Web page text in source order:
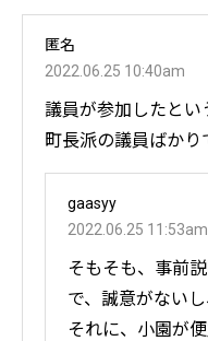
匿名
2022.06.25 10:40am
議員が参加したとい
町長派の議員ばかり
gaasyy
2022.06.25 11:53am
そもそも、事前
で、誠意がない
それに、小園が